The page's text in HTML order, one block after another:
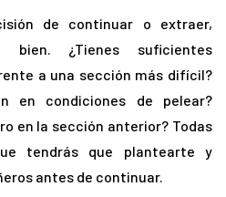
de continuar o extraer,
bien. ¿Tienes suficientes
a una sección más difícil?
en condiciones de pelear?
en la sección anterior? Todas
tendrás que plantearte y
antes de continuar.